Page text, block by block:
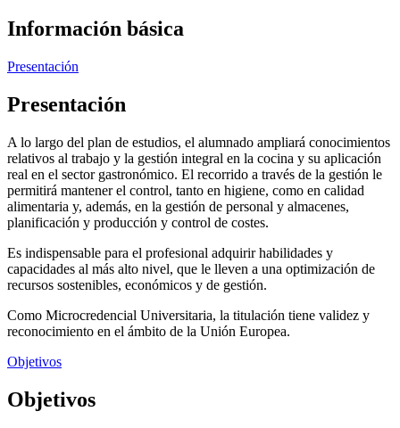
Información básica
Presentación
Presentación
A lo largo del plan de estudios, el alumnado ampliará conocimientos
relativos al trabajo y la gestión integral en la cocina y su aplicación
real en el sector gastronómico. El recorrido a través de la gestión le
permitirá mantener el control, tanto en higiene, como en calidad
alimentaria y, además, en la gestión de personal y almacenes,
planificación y producción y control de costes.
Es indispensable para el profesional adquirir habilidades y
capacidades al más alto nivel, que le lleven a una optimización de
recursos sostenibles, económicos y de gestión.
Como Microcredencial Universitaria, la titulación tiene validez y
reconocimiento en el ámbito de la Unión Europea.
Objetivos
Objetivos